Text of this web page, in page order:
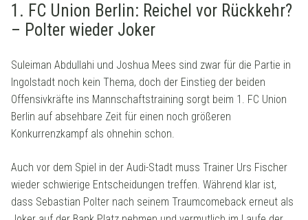
1. FC Union Berlin: Reichel vor Rückkehr?
– Polter wieder Joker
Suleiman Abdullahi und Joshua Mees sind zwar für die Partie in
Ingolstadt noch kein Thema, doch der Einstieg der beiden
Offensivkräfte ins Mannschaftstraining sorgt beim 1. FC Union
Berlin auf absehbare Zeit für einen noch größeren
Konkurrenzkampf als ohnehin schon.
Auch vor dem Spiel in der Audi-Stadt muss Trainer Urs Fischer
wieder schwierige Entscheidungen treffen. Während klar ist,
dass Sebastian Polter nach seinem Traumcomeback erneut als